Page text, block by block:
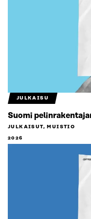
JULKAISU
Suomi
JULKAISUT, MUISTIO
2026